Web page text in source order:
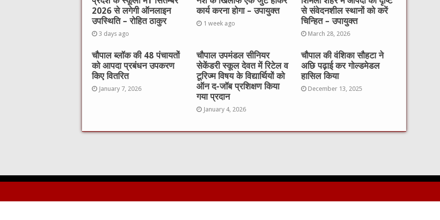
2026 से लगेगी ऑनलाइन
उपस्थिति – रोहित ठाकुर
3 days ago
कार्य करना होगा – उपायुक्त
1 week ago
से संवेदनशील स्थानों को करें
चिन्हित – उपायुक्त
March 28, 2026
चौपाल ब्लॉक की 48 पंचायतों
को आपदा प्रबंधन उपकरण
किए वितरित
January 7, 2026
चौपाल उपमंडल सीनियर
सेकेंडरी स्कूल देवत में रिटेल व
टूरिज्म विषय के विद्यार्थियों को
ऑन द-जॉब प्रशिक्षण किया
गया प्रदान
January 4, 2026
चौपाल की वंशिका सौहटा ने
अछि पढ़ाई कर गोल्डमेडल
हासिल किया
December 13, 2025
Website
© Copyright 2018, All Rights Reserved